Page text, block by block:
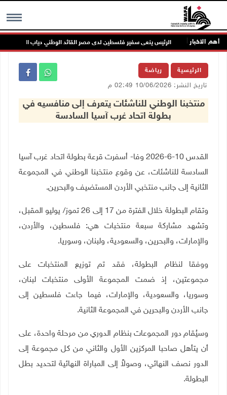
MENU أهم الاخبار الرئيس ينعى سفير فلسطين لدى مصر القائد الوطني دياب اللوح
الرئيسية رياضة
تاريخ النشر: 10/06/2026 02:49 م
منتخبنا الوطني للناشئات يتعرف إلى منافسيه في
بطولة اتحاد غرب آسيا السادسة
القدس 10-6-2026 وفا- أسفرت قرعة بطولة اتحاد غرب آسيا
السادسة للناشئات، عن وقوع منتخبنا الوطني في المجموعة
الثانية إلى جانب منتخبي الأردن المستضيف والبحرين.
وتقام البطولة خلال الفترة من 17 إلى 26 تموز/ يوليو المقبل،
وتشهد مشاركة سبعة منتخبات هي: فلسطين، والأردن،
والإمارات، والبحرين، والسعودية، ولبنان، وسوريا.
ووفقا لنظام البطولة، فقد تم توزيع المنتخبات على
مجموعتين، إذ ضمت المجموعة الأولى منتخبات لبنان،
وسوريا، والسعودية، والإمارات، فيما جاءت فلسطين إلى
جانب الأردن والبحرين في المجموعة الثانية.
وسيُقام دور المجموعات بنظام الدوري من مرحلة واحدة، على
أن يتأهل صاحبا المركزين الأول والثاني من كل مجموعة إلى
الدور نصف النهائي، وصولاً إلى المباراة النهائية لتحديد بطل
البطولة.